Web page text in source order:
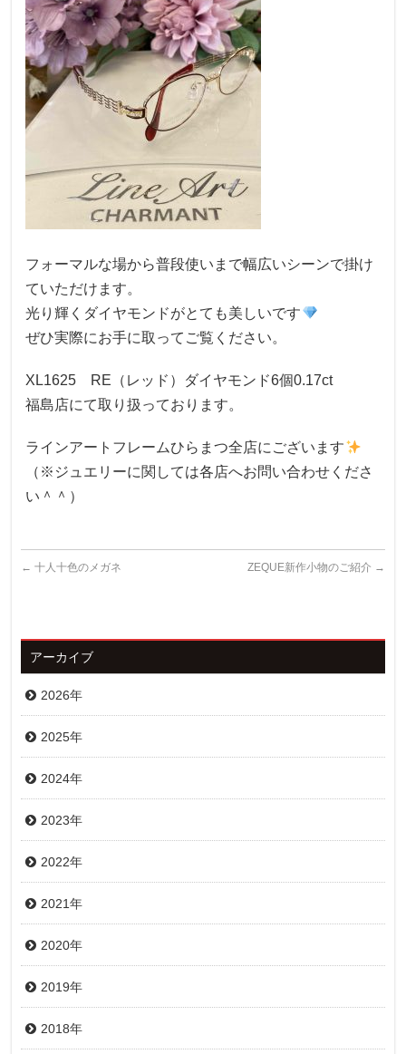
フォーマルな場から普段使いまで幅広いシーンで掛け
ていただけます。
光り輝くダイヤモンドがとても美しいです
ぜひ実際にお手に取ってご覧ください。
XL1625 RE（レッド）ダイヤモンド6個0.17ct
福島店にて取り扱っております。
ラインアートフレームひらまつ全店にございます
（※ジュエリーに関しては各店へお問い合わせくださ
い＾＾）
← 十人十色のメガネ ZEQUE新作小物のご紹介 →
アーカイブ
2026年
2025年
2024年
2023年
2022年
2021年
2020年
2019年
2018年